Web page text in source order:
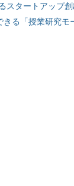
タートアップ創
る「授業研究モ